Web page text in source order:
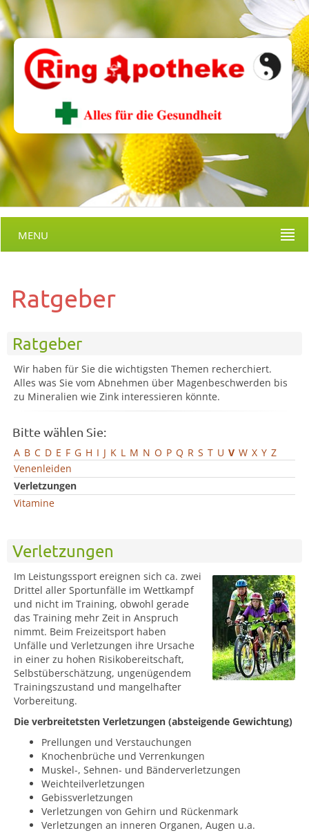
MENU
Ratgeber
Ratgeber
Wir haben für Sie die wichtigsten Themen recherchiert.
Alles was Sie vom Abnehmen über Magenbeschwerden bis
zu Mineralien wie Zink interessieren könnte.
Bitte wählen Sie:
A B C D E F G H I J K L M N O P Q R S T U V W X Y Z
Venenleiden
Verletzungen
Vitamine
Verletzungen
Im Leistungssport ereignen sich ca. zwei
Drittel aller Sportunfälle im Wettkampf
und nicht im Training, obwohl gerade
das Training mehr Zeit in Anspruch
nimmt. Beim Freizeitsport haben
Unfälle und Verletzungen ihre Ursache
in einer zu hohen Risikobereitschaft,
Selbstüberschätzung, ungenügendem
Trainingszustand und mangelhafter
Vorbereitung.
Die verbreitetsten Verletzungen (absteigende Gewichtung)
Prellungen und Verstauchungen
Knochenbrüche und Verrenkungen
Muskel-, Sehnen- und Bänderverletzungen
Weichteilverletzungen
Gebissverletzungen
Verletzungen von Gehirn und Rückenmark
Verletzungen an inneren Organen, Augen u.a.